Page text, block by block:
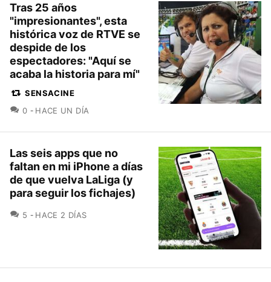
Tras 25 años
"impresionantes", esta
histórica voz de RTVE se
despide de los
espectadores: "Aquí se
acaba la historia para mí"
SENSACINE
0 COMENTARIOS
HACE UN DÍA
Las seis apps que no
faltan en mi iPhone a días
de que vuelva LaLiga (y
para seguir los fichajes)
5 COMENTARIOS
HACE 2 DÍAS